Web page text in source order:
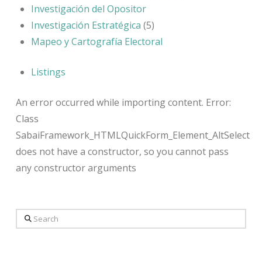
Investigación del Opositor
Investigación Estratégica (5)
Mapeo y Cartografía Electoral
Listings
An error occurred while importing content. Error:
Class
SabaiFramework_HTMLQuickForm_Element_AltSelect
does not have a constructor, so you cannot pass
any constructor arguments
Search